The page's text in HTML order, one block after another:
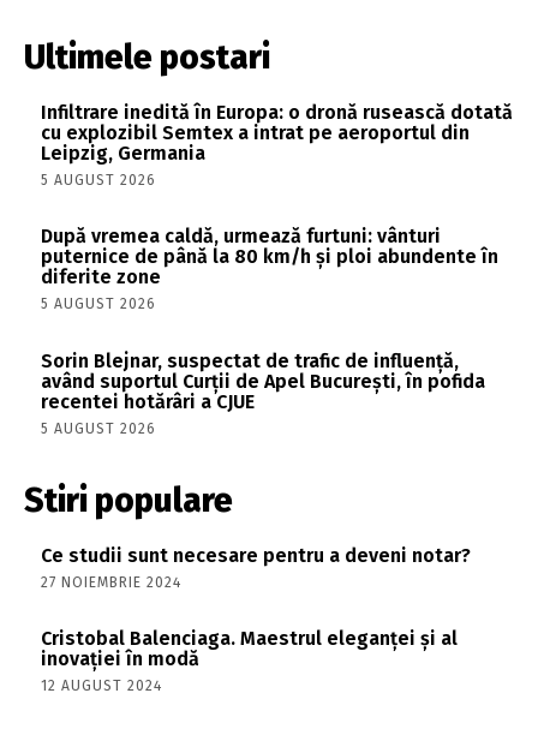
Ultimele postari
Infiltrare inedită în Europa: o dronă rusească dotată
cu explozibil Semtex a intrat pe aeroportul din
Leipzig, Germania
5 AUGUST 2026
După vremea caldă, urmează furtuni: vânturi
puternice de până la 80 km/h și ploi abundente în
diferite zone
5 AUGUST 2026
Sorin Blejnar, suspectat de trafic de influență,
având suportul Curții de Apel București, în pofida
recentei hotărâri a CJUE
5 AUGUST 2026
Stiri populare
Ce studii sunt necesare pentru a deveni notar?
27 NOIEMBRIE 2024
Cristobal Balenciaga. Maestrul eleganței și al
inovației în modă
12 AUGUST 2024